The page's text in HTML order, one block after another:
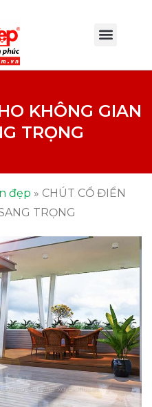
KHÔNG GIAN
TRỌNG
đẹp » CHÚT CỔ ĐIỂN
TRỌNG